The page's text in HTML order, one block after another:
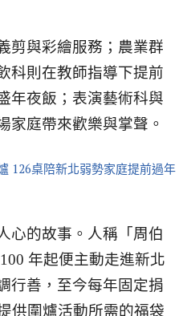
剪與彩繪服務；農業群
科則在教師指導下提前
年夜飯；表演藝術科與
家庭帶來歡樂與掌聲。
心的故事。人稱「周伯
年起便主動走進新北
行善，至今每年固定捐
供圍爐活動所需的福袋